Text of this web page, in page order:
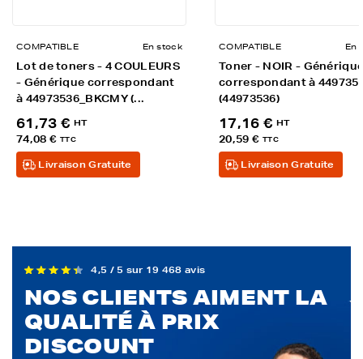
COMPATIBLE En stock
Lot de toners - 4 COULEURS
- Générique correspondant
à 44973536_BKCMY (...
61,73 € HT
74,08 € TTC
Livraison Gratuite
COMPATIBLE En
Toner - NOIR -
correspondant à
(44973536)
17,16 € HT
20,59 € TTC
Livraison Gratuite
4,5 / 5 sur 19 468 avis
NOS CLIENTS AIMENT LA
QUALITÉ À PRIX
DISCOUNT